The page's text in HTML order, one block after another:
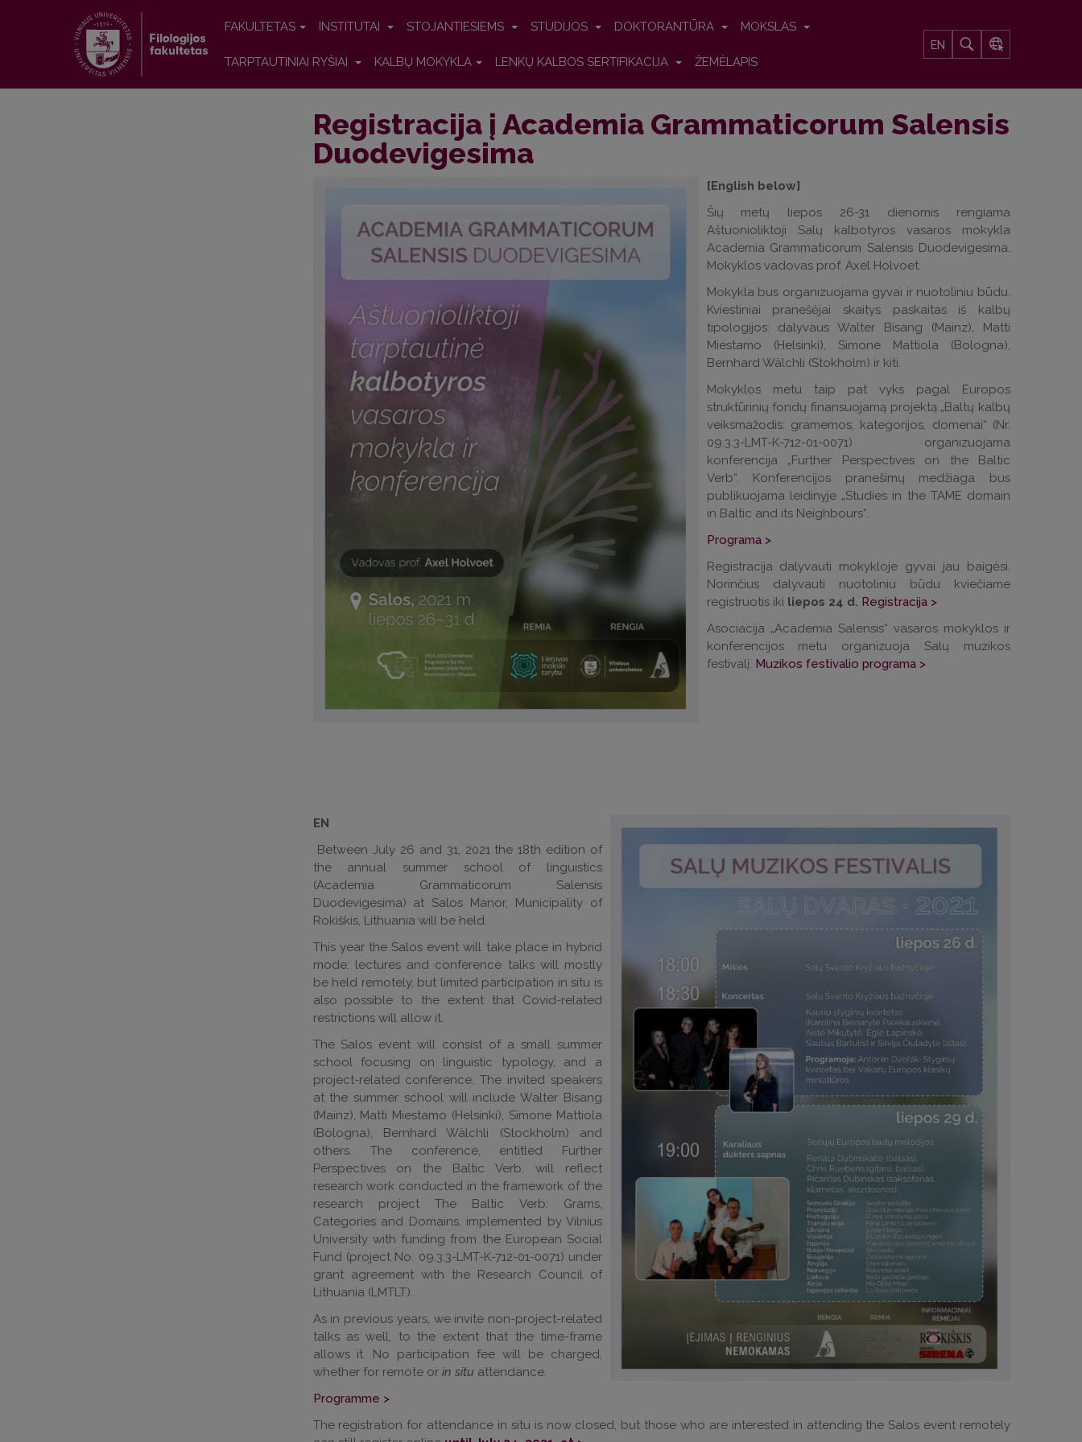
FAKULTETAS INSTITUTAI STOJANTIESIEMS STUDIJOS DOKTORANTŪRA MOKSLAS
TARPTAUTINIAI RYŠIAI KALBŲ MOKYKLA LENKŲ KALBOS SERTIFIKACIJA ŽEMĖLAPIS
EN
Registracija į Academia Grammaticorum Salensis
Duodevigesima
[English below]
Šių metų liepos 26-31 dienomis rengiama
Aštuonioliktoji Salų kalbotyros vasaros mokykla
Academia Grammaticorum Salensis Duodevigesima.
Mokyklos vadovas prof. Axel Holvoet.
Mokykla bus organizuojama gyvai ir nuotoliniu būdu.
Kviestiniai pranešėjai skaitys paskaitas iš kalbų
tipologijos: dalyvaus Walter Bisang (Mainz), Matti
Miestamo (Helsinki), Simone Mattiola (Bologna),
Bernhard Wälchli (Stokholm) ir kiti.
Mokyklos metu taip pat vyks pagal Europos
struktūrinių fondų finansuojamą projektą „Baltų kalbų
veiksmažodis: gramemos, kategorijos, domenai“ (Nr.
09.3.3-LMT-K-712-01-0071) organizuojama
konferencija „Further Perspectives on the Baltic
Verb“. Konferencijos pranešimų medžiaga bus
publikuojama leidinyje „Studies in the TAME domain
in Baltic and its Neighbours“.
Programa >
Registracija dalyvauti mokykloje gyvai jau baigėsi.
Norinčius dalyvauti nuotoliniu būdu kviečiame
registruotis iki liepos 24 d. Registracija >
Asociacija „Academia Salensis“ vasaros mokyklos ir
konferencijos metu organizuoja Salų muzikos
festivalį. Muzikos festivalio programa >
EN
Between July 26 and 31, 2021 the 18th edition of
the annual summer school of linguistics
(Academia Grammaticorum Salensis
Duodevigesima) at Salos Manor, Municipality of
Rokiškis, Lithuania will be held.
This year the Salos event will take place in hybrid
mode: lectures and conference talks will mostly
be held remotely, but limited participation in situ is
also possible to the extent that Covid-related
restrictions will allow it.
The Salos event will consist of a small summer
school focusing on linguistic typology, and a
project-related conference. The invited speakers
at the summer school will include Walter Bisang
(Mainz), Matti Miestamo (Helsinki), Simone Mattiola
(Bologna), Bernhard Wälchli (Stockholm) and
others. The conference, entitled Further
Perspectives on the Baltic Verb, will reflect
research work conducted in the framework of the
research project The Baltic Verb: Grams,
Categories and Domains, implemented by Vilnius
University with funding from the European Social
Fund (project No. 09.3.3-LMT-K-712-01-0071) under
grant agreement with the Research Council of
Lithuania (LMTLT).
As in previous years, we invite non-project-related
talks as well, to the extent that the time-frame
allows it. No participation fee will be charged,
whether for remote orin situ attendance.
Programme >
The registration for attendance in situ is now closed, but those who are interested in attending the Salos event remotely